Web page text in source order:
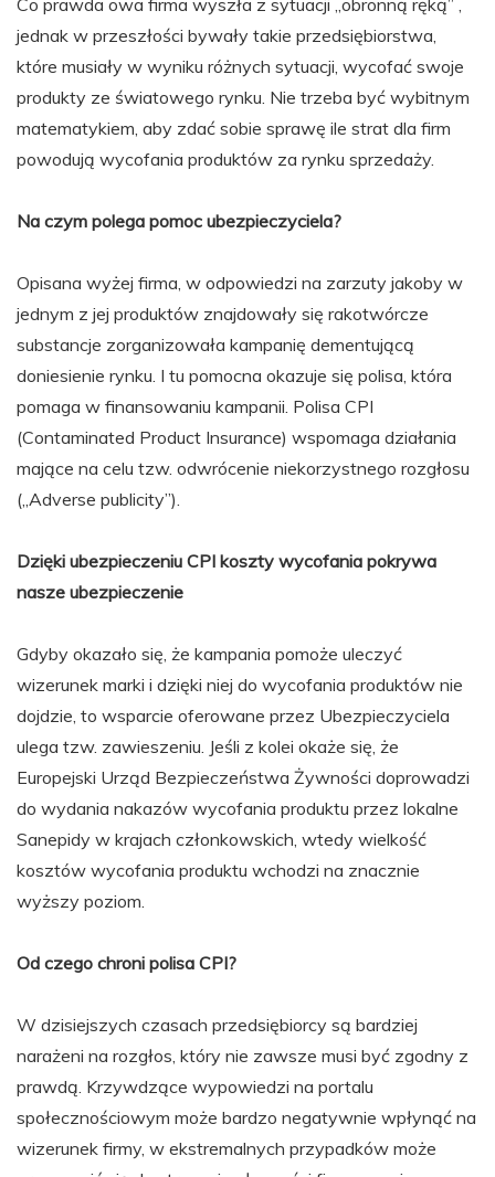
Co prawda owa firma wyszła z sytuacji „obronną ręką” ,
jednak w przeszłości bywały takie przedsiębiorstwa,
które musiały w wyniku różnych sytuacji, wycofać swoje
produkty ze światowego rynku. Nie trzeba być wybitnym
matematykiem, aby zdać sobie sprawę ile strat dla firm
powodują wycofania produktów za rynku sprzedaży.
Na czym polega pomoc ubezpieczyciela?
Opisana wyżej firma, w odpowiedzi na zarzuty jakoby w
jednym z jej produktów znajdowały się rakotwórcze
substancje zorganizowała kampanię dementującą
doniesienie rynku. I tu pomocna okazuje się polisa, która
pomaga w finansowaniu kampanii. Polisa CPI
(Contaminated Product Insurance) wspomaga działania
mające na celu tzw. odwrócenie niekorzystnego rozgłosu
(„Adverse publicity”).
Dzięki ubezpieczeniu CPI koszty wycofania pokrywa
nasze ubezpieczenie
Gdyby okazało się, że kampania pomoże uleczyć
wizerunek marki i dzięki niej do wycofania produktów nie
dojdzie, to wsparcie oferowane przez Ubezpieczyciela
ulega tzw. zawieszeniu. Jeśli z kolei okaże się, że
Europejski Urząd Bezpieczeństwa Żywności doprowadzi
do wydania nakazów wycofania produktu przez lokalne
Sanepidy w krajach członkowskich, wtedy wielkość
kosztów wycofania produktu wchodzi na znacznie
wyższy poziom.
Od czego chroni polisa CPI?
W dzisiejszych czasach przedsiębiorcy są bardziej
narażeni na rozgłos, który nie zawsze musi być zgodny z
prawdą. Krzywdzące wypowiedzi na portalu
społecznościowym może bardzo negatywnie wpłynąć na
wizerunek firmy, w ekstremalnych przypadków może